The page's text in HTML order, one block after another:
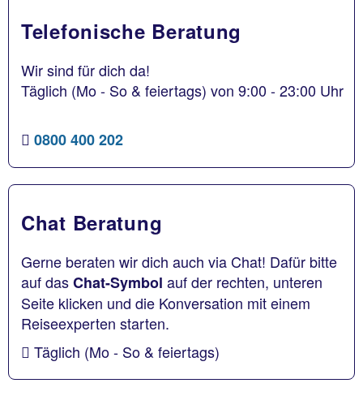
Telefonische Beratung
Wir sind für dich da!
Täglich (Mo - So & feiertags) von 9:00 - 23:00 Uhr
0800 400 202
Chat Beratung
Gerne beraten wir dich auch via Chat! Dafür bitte
auf dasChat-Symbol auf der rechten, unteren
Seite klicken und die Konversation mit einem
Reiseexperten starten.
Täglich (Mo - So & feiertags)